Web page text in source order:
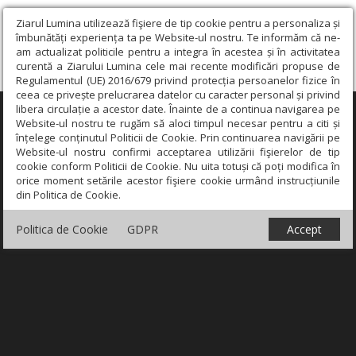
Ziarul Lumina utilizează fişiere de tip cookie pentru a personaliza și
îmbunătăți experiența ta pe Website-ul nostru. Te informăm că ne-
am actualizat politicile pentru a integra în acestea și în activitatea
curentă a Ziarului Lumina cele mai recente modificări propuse de
Regulamentul (UE) 2016/679 privind protecția persoanelor fizice în
ceea ce privește prelucrarea datelor cu caracter personal și privind
libera circulație a acestor date. Înainte de a continua navigarea pe
Website-ul nostru te rugăm să aloci timpul necesar pentru a citi și
înțelege conținutul Politicii de Cookie. Prin continuarea navigării pe
Website-ul nostru confirmi acceptarea utilizării fişierelor de tip
cookie conform Politicii de Cookie. Nu uita totuși că poți modifica în
orice moment setările acestor fişiere cookie urmând instrucțiunile
din Politica de Cookie.
Politica de Cookie GDPR Accept
×